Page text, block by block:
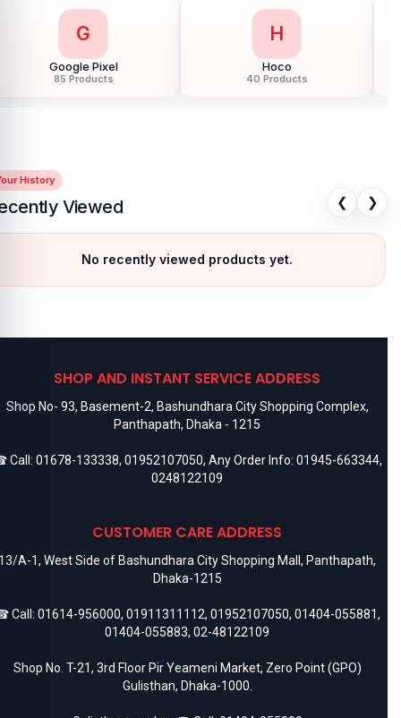
G
Google Pixel
85 Products
H
Hoco
40 Products
History
Viewed ❮ ❯
No recently viewed products yet.
SHOP AND INSTANT SERVICE ADDRESS
Shop No- 93, Basement-2, Bashundhara City Shopping Complex,
Panthapath, Dhaka - 1215
Call: 01678-133338, 01952107050, Any Order Info: 01945-663344,
0248122109
CUSTOMER CARE ADDRESS
A-1, West Side of Bashundhara City Shopping Mall, Panthapath,
Dhaka-1215
Call: 01614-956000, 01911311112, 01952107050, 01404-055881,
01404-055883, 02-48122109
Shop No. T-21, 3rd Floor Pir Yeameni Market, Zero Point (GPO)
Gulisthan, Dhaka-1000.